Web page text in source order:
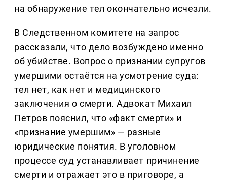
на обнаружение тел окончательно исчезли.
В Следственном комитете на запрос
рассказали, что дело возбуждено именно
об убийстве. Вопрос о признании супругов
умершими остаётся на усмотрение суда:
тел нет, как нет и медицинского
заключения о смерти. Адвокат Михаил
Петров пояснил, что «факт смерти» и
«признание умершим» — разные
юридические понятия. В уголовном
процессе суд устанавливает причинение
смерти и отражает это в приговоре, а